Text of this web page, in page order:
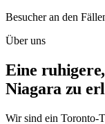
Besucher an den
Über uns
Eine
Niagara zu
Wir sind ein Toronto-